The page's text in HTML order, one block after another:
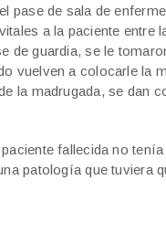
pase de sala de
a la paciente entre
de guardia, se le
vuelven a colocarle la
la madrugada, se dan
fallecida no
patología que tuviera